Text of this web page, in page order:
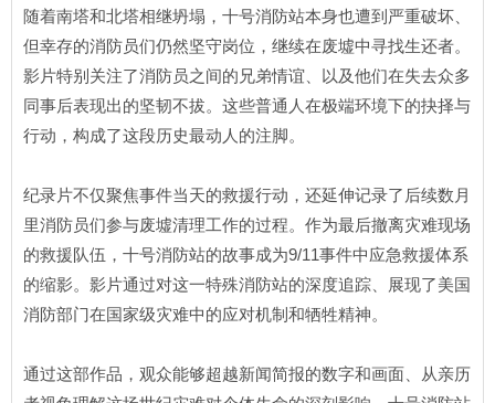
随着南塔和北塔相继坍塌，十号消防站本身也遭到严重破坏、
但幸存的消防员们仍然坚守岗位，继续在废墟中寻找生还者。
影片特别关注了消防员之间的兄弟情谊、以及他们在失去众多
同事后表现出的坚韧不拔。这些普通人在极端环境下的抉择与
行动，构成了这段历史最动人的注脚。
纪录片不仅聚焦事件当天的救援行动，还延伸记录了后续数月
里消防员们参与废墟清理工作的过程。作为最后撤离灾难现场
的救援队伍，十号消防站的故事成为9/11事件中应急救援体系
的缩影。影片通过对这一特殊消防站的深度追踪、展现了美国
消防部门在国家级灾难中的应对机制和牺牲精神。
通过这部作品，观众能够超越新闻简报的数字和画面、从亲历